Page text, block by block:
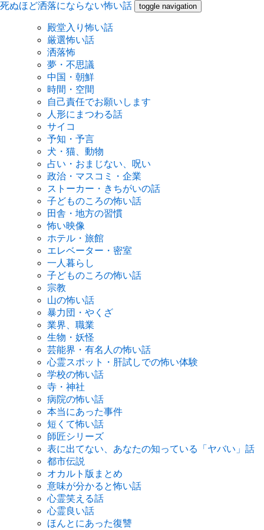
死ぬほど洒落にならない怖い話 toggle navigation
殿堂入り怖い話
厳選怖い話
洒落怖
夢・不思議
中国・朝鮮
時間・空間
自己責任でお願いします
人形にまつわる話
サイコ
予知・予言
犬・猫、動物
占い・おまじない、呪い
政治・マスコミ・企業
ストーカー・きちがいの話
子どものころの怖い話
田舎・地方の習慣
怖い映像
ホテル・旅館
エレベーター・密室
一人暮らし
子どものころの怖い話
宗教
山の怖い話
暴力団・やくざ
業界、職業
生物・妖怪
芸能界・有名人の怖い話
心霊スポット・肝試しでの怖い体験
学校の怖い話
寺・神社
病院の怖い話
本当にあった事件
短くて怖い話
師匠シリーズ
表に出てない、あなたの知っている「ヤバい」話
都市伝説
オカルト版まとめ
意味が分かると怖い話
心霊笑える話
心霊良い話
ほんとにあった復讐